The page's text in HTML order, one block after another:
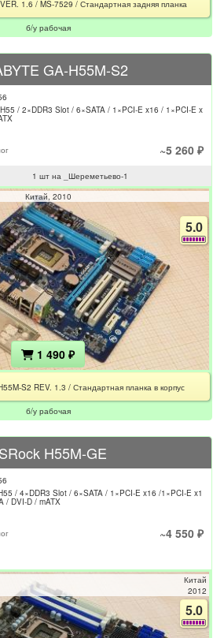
1.6 / MS-7529 / Стандартная задняя планка
б/у рабочая
GA-H55M-S2
/ 2×DDR3 Slot / 6×SATA / 1×PCI-E x16 / 1×PCI-E x
~5 260 ₽
1 шт на _Шереметьево-1
Китай 2010
5.0
1 490 ₽
S2 REV. 1.3 / Стандартная планка в корпус
б/у рабочая
H55M-GE
/ 4×DDR3 Slot / 6×SATA / 1×PCI-E x16 /1×PCI-E x1
/ DVI-D / mATX
~4 550 ₽
Китай
2012
5.0